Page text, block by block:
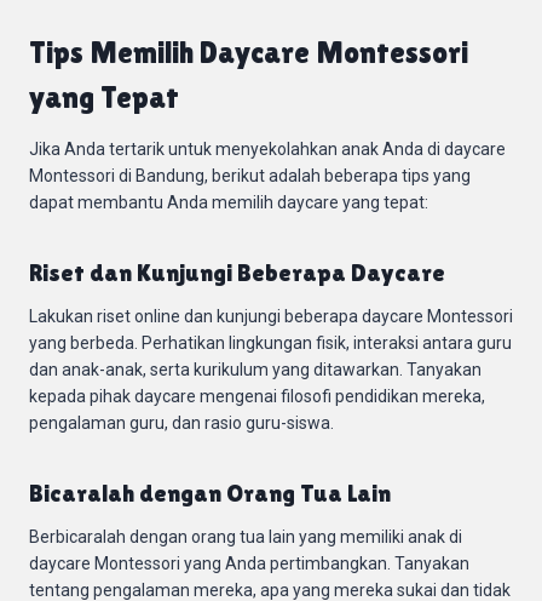
Tips Memilih Daycare Montessori
yang Tepat
Jika Anda tertarik untuk menyekolahkan anak Anda di daycare
Montessori di Bandung, berikut adalah beberapa tips yang
dapat membantu Anda memilih daycare yang tepat:
Riset dan Kunjungi Beberapa Daycare
Lakukan riset online dan kunjungi beberapa daycare Montessori
yang berbeda. Perhatikan lingkungan fisik, interaksi antara guru
dan anak-anak, serta kurikulum yang ditawarkan. Tanyakan
kepada pihak daycare mengenai filosofi pendidikan mereka,
pengalaman guru, dan rasio guru-siswa.
Bicaralah dengan Orang Tua Lain
Berbicaralah dengan orang tua lain yang memiliki anak di
daycare Montessori yang Anda pertimbangkan. Tanyakan
tentang pengalaman mereka, apa yang mereka sukai dan tidak